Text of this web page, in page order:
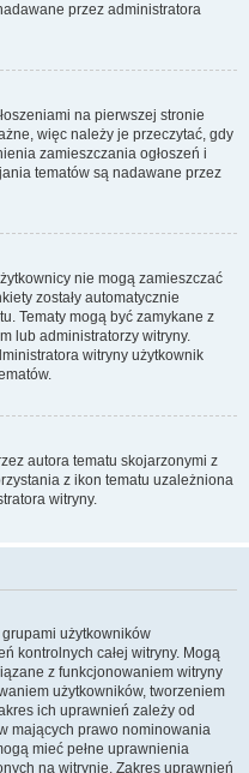
przez administratora
na pierwszej stronie
więc należy je przeczytać, gdy
zamieszczania ogłoszeń i
tematów są nadawane przez
nie mogą zamieszczać
zostały automatycznie
Tematy mogą być zamykane z
lub administratorzy witryny.
witryny użytkownik
autora tematu skojarzonymi z
z ikon tematu uzależniona
witryny.
użytkowników
kontrolnych całej witryny. Mogą
z funkcjonowaniem witryny
użytkowników, tworzeniem
ich uprawnień zależy od
mających prawo nominowania
mieć pełne uprawnienia
na witrynie. Zakres uprawnień